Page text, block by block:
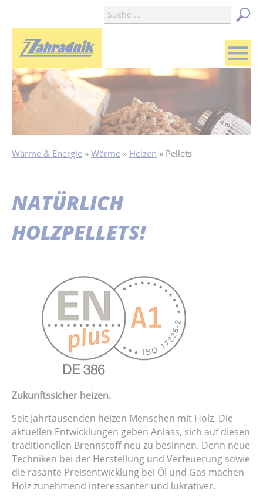
menu
Wärme & Energie Wärme Heizen Pellets
NATÜRLICH
HOLZPELLETS!
Zukunftssicher heizen.
Seit Jahrtausenden heizen Menschen mit Holz. Die
aktuellen Entwicklungen geben Anlass, sich auf diesen
traditionellen Brennstoff neu zu besinnen. Denn neue
Techniken bei der Herstellung und Verfeuerung sowie
die rasante Preisentwicklung bei Öl und Gas machen
Holz zunehmend interessanter und lukrativer.